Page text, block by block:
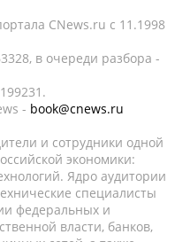
CNews.ru c 11.1998
в очереди разбора -
- book@cnews.ru
и сотрудники одной
экономики:
Ядро аудитории
специалисты
федеральных и
власти, банков,